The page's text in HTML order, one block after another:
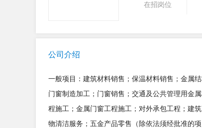
在招岗位
公司介绍
一般项目：建筑材料销售；保温材料销售；金属
门窗制造加工；门窗销售；交通及公共管理用金
程施工；金属门窗工程施工；对外承包工程；建
物清洁服务；五金产品零售（除依法须经批准的